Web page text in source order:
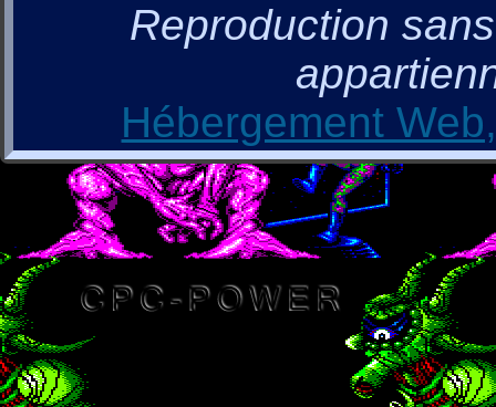
Reproduction
Hébergement